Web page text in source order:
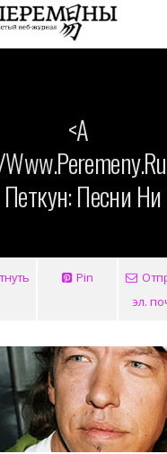
<a
Петкун: Песни
Pin
эл.